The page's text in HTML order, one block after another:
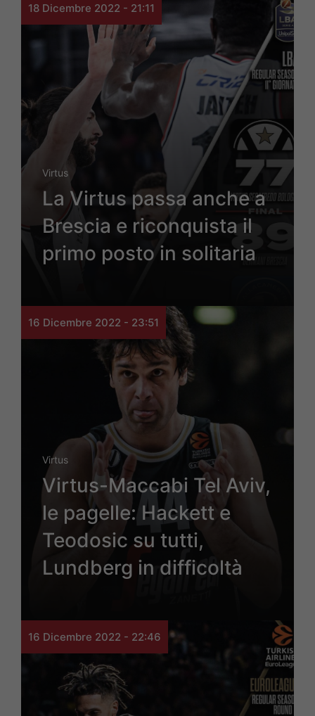
18 Dicembre 2022 - 21:11
Virtus
La Virtus passa anche a
Brescia e riconquista il
primo posto in solitaria
16 Dicembre 2022 - 23:51
Virtus
Virtus-Maccabi Tel Aviv,
le pagelle: Hackett e
Teodosic su tutti,
Lundberg in difficoltà
16 Dicembre 2022 - 22:46